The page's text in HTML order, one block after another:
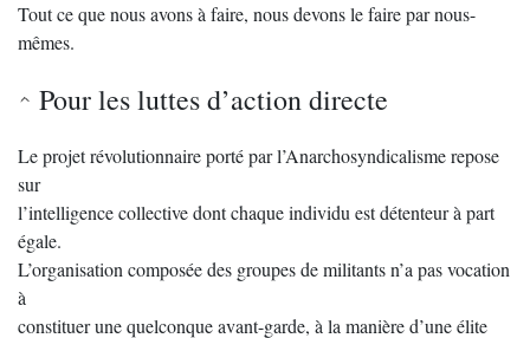
Tout ce que nous avons à faire, nous devons le faire par nous-
mêmes.
Pour les luttes d’action directe
Le projet révolutionnaire porté par l’Anarchosyndicalisme repose
sur
l’intelligence collective dont chaque individu est détenteur à part
égale.
L’organisation composée des groupes de militants n’a pas vocation
à
constituer une quelconque avant-garde, à la manière d’une élite